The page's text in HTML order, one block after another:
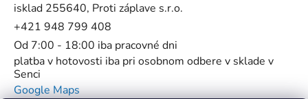
isklad 255640, Proti záplave s.r.o.
+421 948 799 408
Od 7:00 - 18:00 iba pracovné dni
platba v hotovosti iba pri osobnom odbere v sklade v
Senci
Google Maps